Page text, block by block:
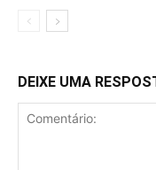
DEIXE UMA